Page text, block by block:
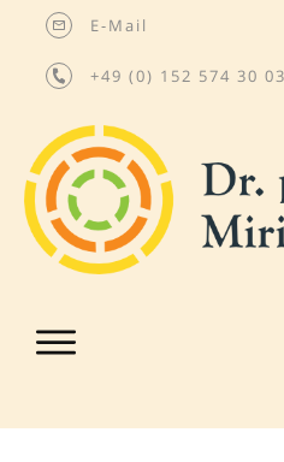
E-Mail
+49 (0) 152 574 30